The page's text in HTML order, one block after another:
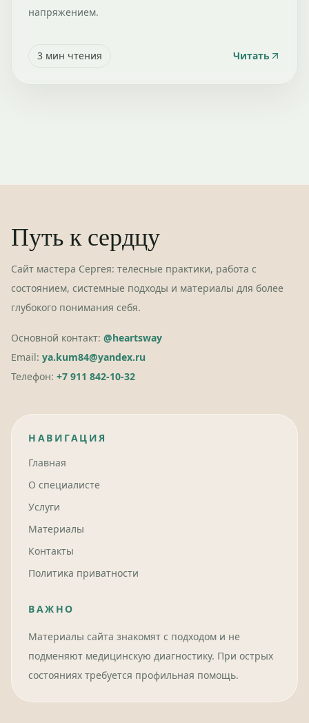
напряжением.
3 мин чтения Читать
Путь к сердцу
Сайт мастера Сергея: телесные практики, работа с
состоянием, системные подходы и материалы для более
глубокого понимания себя.
Основной контакт: @heartsway
Email: ya.kum84@yandex.ru
Телефон: +7 911 842-10-32
НАВИГАЦИЯ
Главная
О специалисте
Услуги
Материалы
Контакты
Политика приватности
ВАЖНО
Материалы сайта знакомят с подходом и не
подменяют медицинскую диагностику. При острых
состояниях требуется профильная помощь.